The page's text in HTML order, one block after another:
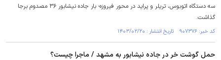
سه دستگاه اتوبوس، تریلر و پراید در محور فیروزه- بار جاده نیشابور ۳۶ مصدوم برجا
گذاشت.
کد خبر: ۹۰۷۳۷۶ تاریخ انتشار : ۱۴۰۳/۰۲/۲۰
حمل گوشت خر در جاده نیشابور به مشهد / ماجرا چیست؟